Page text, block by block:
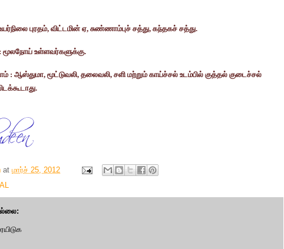
புரதம், விட்டமின் ஏ, சுண்ணாம்புச் சத்து, கந்தகச் சத்து.
: மூலநோய் உள்ளவர்களுக்கு.
: ஆஸ்துமா, மூட்டுவலி, தலைவலி, சளி மற்றும் காய்ச்சல் உடம்பில் குத்தல் குடைச்சல்
at மார்ச் 25, 2012